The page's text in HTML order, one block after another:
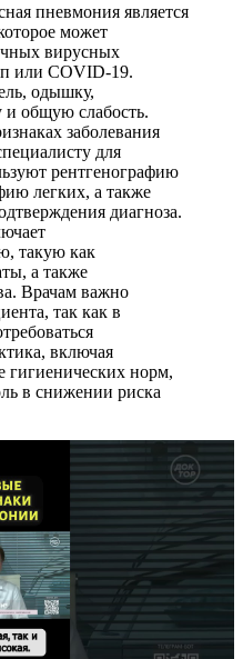
пневмония является
может
вирусных
или COVID-19.
одышку,
общую слабость.
заболевания
для
рентгенографию
легких, а также
диагноза.
такую как
а также
Врачам важно
так как в
включая
норм,
в снижении риска